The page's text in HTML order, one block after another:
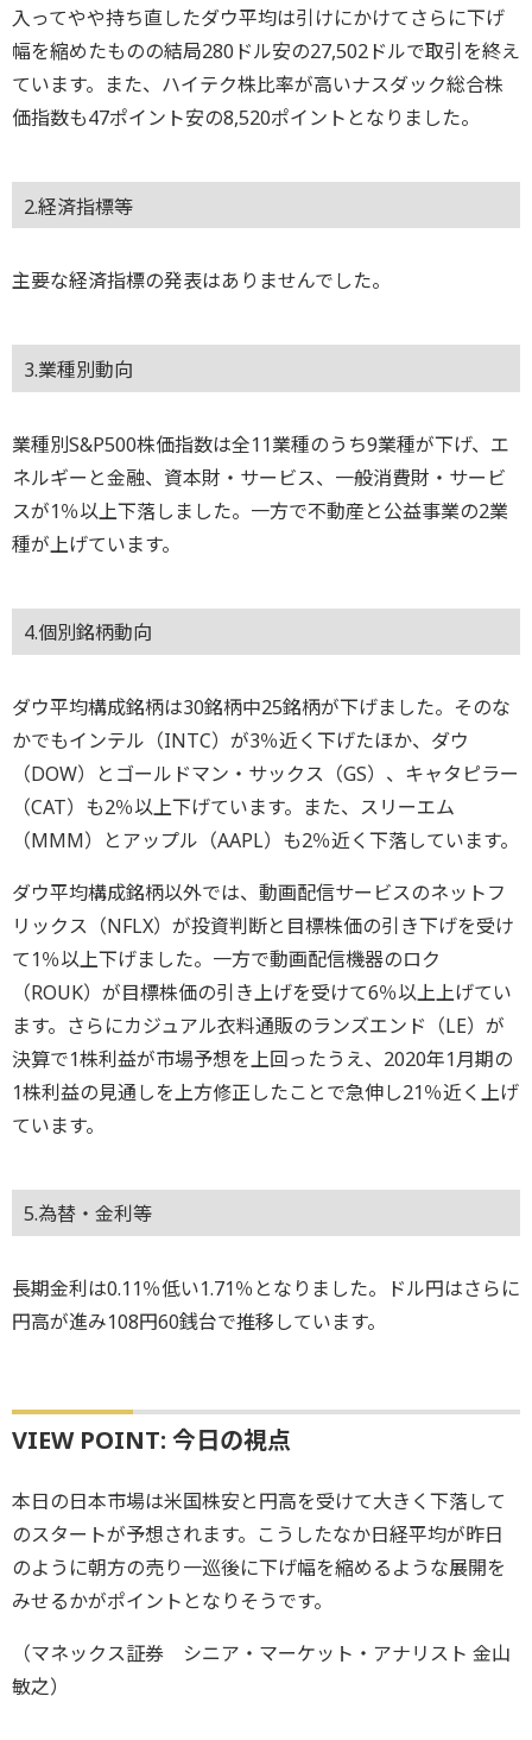
入ってやや持ち直したダウ平均は引けにかけてさらに下げ
幅を縮めたものの結局280ドル安の27,502ドルで取引を終え
ています。また、ハイテク株比率が高いナスダック総合株
価指数も47ポイント安の8,520ポイントとなりました。
2.経済指標等
主要な経済指標の発表はありませんでした。
3.業種別動向
業種別S&P500株価指数は全11業種のうち9業種が下げ、エ
ネルギーと金融、資本財・サービス、一般消費財・サービ
スが1％以上下落しました。一方で不動産と公益事業の2業
種が上げています。
4.個別銘柄動向
ダウ平均構成銘柄は30銘柄中25銘柄が下げました。そのな
かでもインテル（INTC）が3％近く下げたほか、ダウ
（DOW）とゴールドマン・サックス（GS）、キャタピラー
（CAT）も2％以上下げています。また、スリーエム
（MMM）とアップル（AAPL）も2％近く下落しています。
ダウ平均構成銘柄以外では、動画配信サービスのネットフ
リックス（NFLX）が投資判断と目標株価の引き下げを受け
て1％以上下げました。一方で動画配信機器のロク
（ROUK）が目標株価の引き上げを受けて6％以上上げてい
ます。さらにカジュアル衣料通販のランズエンド（LE）が
決算で1株利益が市場予想を上回ったうえ、2020年1月期の
1株利益の見通しを上方修正したことで急伸し21％近く上げ
ています。
5.為替・金利等
長期金利は0.11％低い1.71％となりました。ドル円はさらに
円高が進み108円60銭台で推移しています。
VIEW POINT: 今日の視点
本日の日本市場は米国株安と円高を受けて大きく下落して
のスタートが予想されます。こうしたなか日経平均が昨日
のように朝方の売り一巡後に下げ幅を縮めるような展開を
みせるかがポイントとなりそうです。
（マネックス証券 シニア・マーケット・アナリスト 金山
敏之）